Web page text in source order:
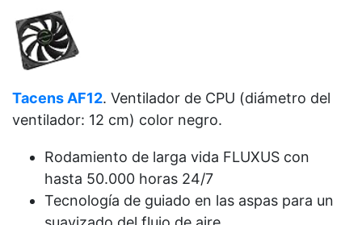
Tacens AF12. Ventilador de CPU (diámetro del
ventilador: 12 cm) color negro.
Rodamiento de larga vida FLUXUS con
hasta 50.000 horas 24/7
Tecnología de guiado en las aspas para un